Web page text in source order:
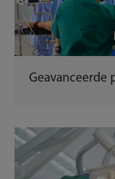
Geavanceerde